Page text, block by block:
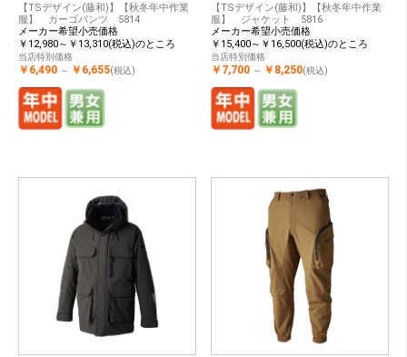
【TSデザイン(藤和)】【秋冬年中作業
服】 カーゴパンツ 5814
メーカー希望小売価格
￥12,980～￥13,310(税込)のところ
当店特別価格
￥6,490 ～ ￥6,655(税込)
【TSデザイン(藤和)】【秋冬年中作業
服】 ジャケット 5816
メーカー希望小売価格
￥15,400～￥16,500(税込)のところ
当店特別価格
￥7,700 ～ ￥8,250(税込)